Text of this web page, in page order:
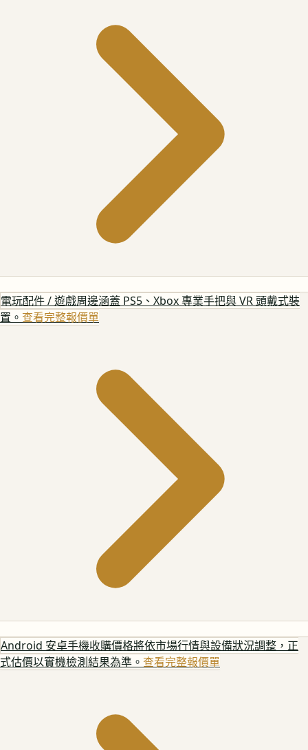
電玩配件 / 遊戲周邊涵蓋 PS5、Xbox 專業手把與 VR 頭戴式裝
置。 查看完整報價單
Android 安卓手機收購價格將依市場行情與設備狀況調整，正
式估價以實機檢測結果為準。 查看完整報價單